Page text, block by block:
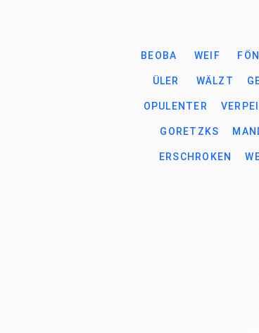
BEOBA WEIF
ÜLER WÄLZT
OPULENTER
GORETZKS
ERSCHROKEN